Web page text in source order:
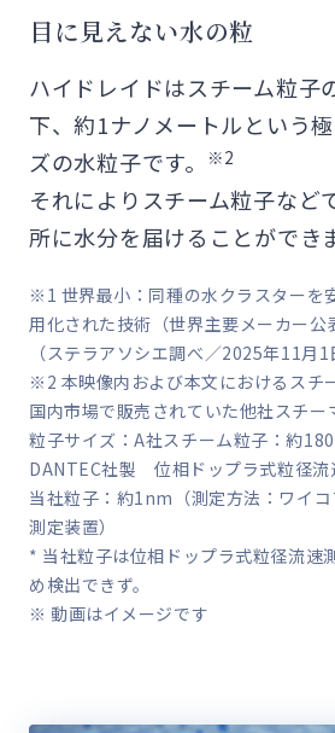
目に見えない水の粒
ハイドレイドはスチーム粒子
下、約1ナノメートルという
ズの水粒子です。
※2
それによりスチーム粒子など
所に水分を届けることができ
※1 世界最小：同種の水クラスターを
用化された技術（世界主要メーカー公
（ステラアソシエ調べ／2025年11月1
※2 本映像内および本文におけるスチ
国内市場で販売されていた他社スチー
粒子サイズ：A社スチーム粒子：約
DANTEC社製 位相ドップラ式粒径流
当社粒子：約1nm（測定方法：ワイ
測定装置）
* 当社粒子は位相ドップラ式粒径流速
め検出できず。
※ 動画はイメージです